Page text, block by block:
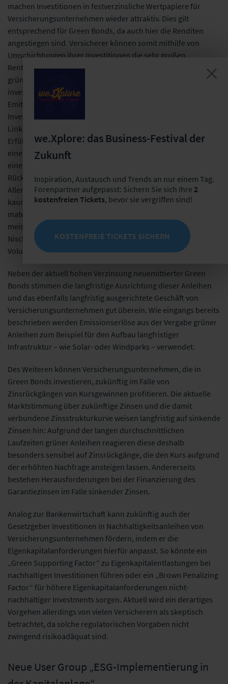
machen Investitionen in festverzinsliche Wertpapiere für
Versicherungsunternehmen wieder attraktiv. Dies gilt
entsprechend für Green Bonds, da auch hier die Renditen
angestiegen sind. Versicherer können somit mithilfe von
Umschichtungen ihrer Investitionen die sehr großen
Rentenbestände nachhaltiger gestalten, indem vermehrt in
grüne Anleihen statt in konventionelle Rentenpapiere
investiert wird. Um dabei möglichst viel Einfluss auf den
Emittenten auszuüben, bieten sich darüber hinaus
Investitionen in die bereits anfangs erwähnten Susainability-
Linked Bonds an. Hier ist die Verzinsung der Anleihe an die
Erfüllung konkreter Nachhaltigkeitsziele gebunden: Im Falle
einer Zielverfehlung besteht die Chance für Investoren darin,
einen zusätzlichen Zins oder einen höheren
Rückzahlungsbetrag am Ende der Laufzeit zu erhalten.
Allerdings sind die Finanzierungsinstrumente untereinander
kaum vergleichbar, die ausgewählten KPIs zum Teil nicht
materiell und das Ambitionsniveau der Zielvereinbarungen
meist relativ gering. Es handelt sich hierbei ebenfalls um einen
Nischenmarkt, da die Emissionsvolumen weit unterhalb der
Volumina von Green Bonds liegen.
Neben der aktuell hohen Verzinsung neuemittierter Green
Bonds stimmen die langfristige Ausrichtung dieser Anleihen
und das ebenfalls langfristig ausgerichtete Geschäft von
Versicherungsunternehmen gut überein. Wie eingangs bereits
beschrieben werden Emissionserlöse aus der Vergabe grüner
Anleihen zum Beispiel für den Aufbau langfristiger
Infrastruktur – wie Solar- oder Windparks – verwendet.
Des Weiteren können Versicherungsunternehmen, die in
Green Bonds investieren, zukünftig im Falle von
Zinsrückgängen von Kursgewinnen profitieren. Die aktuelle
Marktstimmung über zukünftige Zinsen und die damit
verbundene Zinsstrukturkurve weisen langfristig auf sinkende
Zinsen hin: Aufgrund der langen durchschnittlichen
Laufzeiten grüner Anleihen reagieren diese deshalb
besonders sensibel auf Zinsrückgänge, die den Kurs aufgrund
der erhöhten Nachfrage ansteigen lassen. Andererseits
bestehen Herausforderungen bei der Finanzierung des
Garantiezinsen im Falle sinkender Zinsen.
Analog zur Bankenwirtschaft kann zukünftig auch der
Gesetzgeber Investitionen in Nachhaltigkeitsanleihen von
Versicherungsunternehmen fördern, indem er die
Eigenkapitalanforderungen hierfür anpasst. So könnte ein
„Green Supporting Factor“ zu Eigenkapitalentlastungen bei
nachhaltigen Investitionen führen oder ein „Brown Penalizing
Factor“ für höhere Eigenkapitalanforderungen nicht-
nachhaltiger Investments sorgen. Aktuell wird ein derartiges
Vorgehen allerdings von vielen Versicherern als skeptisch
betrachtet, da solche regulatorischen Vorgaben nicht
zwingend risikoadäquat sind.
Neue User Group „ESG-Implementierung in
we.Xplore: das Business-Festival der
Zukunft
Inspiration, Austausch und Trends an nur einem Tag.
Forenpartner aufgepasst: Sichern Sie sich Ihre 2
kostenfreien Tickets, bevor sie vergriffen sind!
KOSTENFREIE TICKETS SICHERN